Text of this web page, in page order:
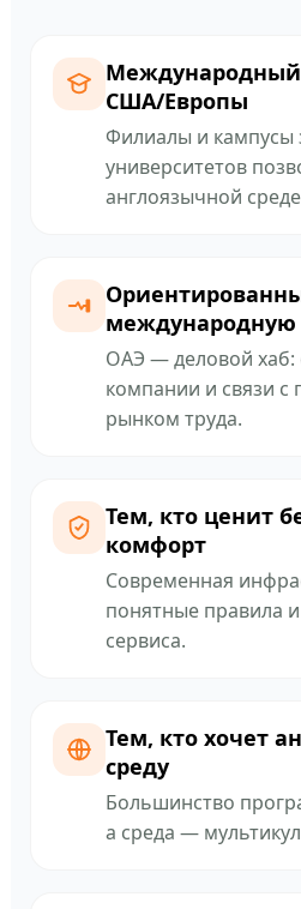
США/Европы
Филиалы и кампусы
университетов
англоязычной
международную
ОАЭ — деловой хаб:
компании и связи с
рынком труда.
Тем, кто ценит
комфорт
Современная
понятные правила
сервиса.
Тем, кто хочет
среду
Большинство
а среда —